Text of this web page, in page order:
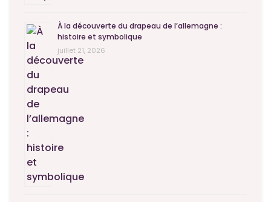
À la découverte du drapeau de l’allemagne :
histoire et symbolique
juillet 21, 2026